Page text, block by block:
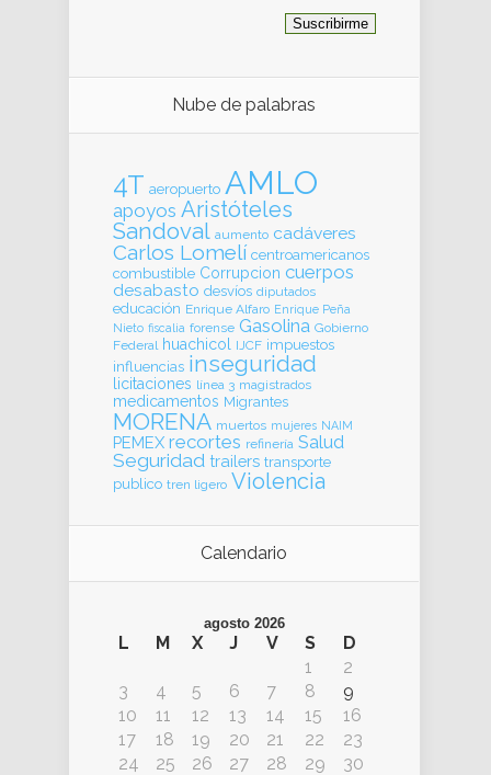
Nube de palabras
4T aeropuerto AMLO
apoyos Aristóteles
Sandoval aumento cadáveres
Carlos Lomelí centroamericanos
combustible Corrupcion cuerpos
desabasto desvíos diputados
educación Enrique Alfaro Enrique Peña
Nieto fiscalia forense Gasolina Gobierno
Federal huachicol IJCF impuestos
influencias inseguridad
licitaciones línea 3 magistrados
medicamentos Migrantes
MORENA muertos mujeres NAIM
PEMEX recortes refinería Salud
Seguridad trailers transporte
publico tren ligero Violencia
Calendario
agosto 2026
L M X J V S
D
1
2
3
4 5 6 7 8
9
10
11 12 13 14 15
16
17
18 19 20 21 22
23
24
25 26 27 28 29 30